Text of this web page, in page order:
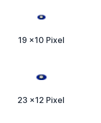
19 x10 Pixel
23 x12 Pixel